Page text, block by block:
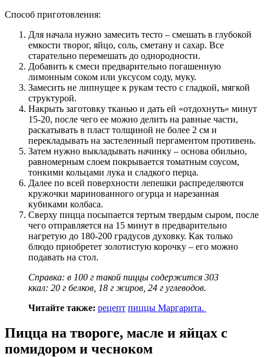
Способ приготовления:
Для начала нужно замесить тесто – смешать в глубокой
емкости творог, яйцо, соль, сметану и сахар. Все
старательно перемешать до однородности.
Добавить к смеси предварительно погашенную
лимонным соком или уксусом соду, муку.
Замесить не липнущее к рукам тесто с гладкой, мягкой
структурой.
Накрыть заготовку тканью и дать ей «отдохнуть» минут
15-20, после чего ее можно делить на равные части,
раскатывать в пласт толщиной не более 2 см и
перекладывать на застеленный пергаментом противень.
Затем нужно выкладывать начинку – основа обильно,
равномерным слоем покрывается томатным соусом,
тонкими кольцами лука и сладкого перца.
Далее по всей поверхности лепешки распределяются
кружочки маринованного огурца и нарезанная
кубиками колбаса.
Сверху пицца посыпается тертым твердым сыром, после
чего отправляется на 15 минут в предварительно
нагретую до 180-200 градусов духовку. Как только
блюдо приобретет золотистую корочку – его можно
подавать на стол.
Справка: в 100 г такой пиццы содержится 303
ккал: 20 г белков, 18 г жиров, 24 г углеводов.
Читайте также: рецепт пиццы Маргарита.
Пицца на твороге, масле и яйцах с
помидором и чесноком